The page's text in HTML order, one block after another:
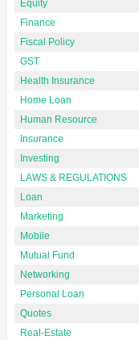
Equity
Finance
Fiscal Policy
GST
Health Insurance
Home Loan
Human Resource
Insurance
Investing
LAWS & REGULATIONS
Loan
Marketing
Mobile
Mutual Fund
Networking
Personal Loan
Quotes
Real-Estate